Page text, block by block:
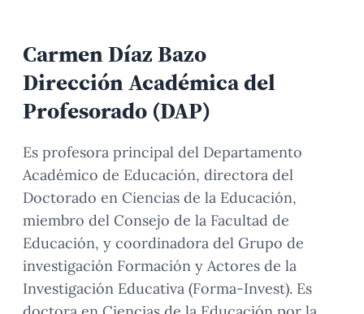
Carmen Díaz Bazo
Dirección Académica del
Profesorado (DAP)
Es profesora principal del Departamento
Académico de Educación, directora del
Doctorado en Ciencias de la Educación,
miembro del Consejo de la Facultad de
Educación, y coordinadora del Grupo de
investigación Formación y Actores de la
Investigación Educativa (Forma-Invest). Es